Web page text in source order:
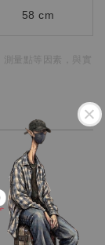
58 cm
量點等因素，
與實